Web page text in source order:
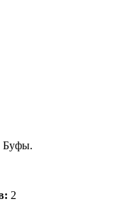
Буфы.
2